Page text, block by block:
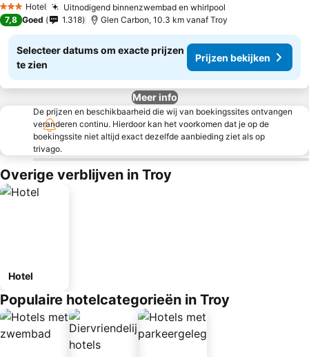
3 SterrenHotel Uitnodigend binnenzwembad en whirlpool
7,8 Goed 1.318 Glen Carbon, 10.3 km vanaf Troy
Selecteer datums om exacte prijzen
te zien
Prijzen bekijken
Meer info
De prijzen en beschikbaarheid die wij van boekingssites ontvangen
veranderen continu. Hierdoor kan het voorkomen dat je op de
boekingssite niet altijd exact dezelfde aanbieding ziet als op
trivago.
Overige verblijven in Troy
Hotel
Populaire hotelcategorieën in Troy